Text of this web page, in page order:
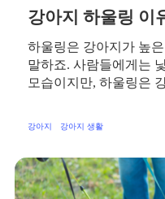
강아지 강아지 생활
강아지 하울링 이
하울링은 강아지가 높
말하죠. 사람들에게는
모습이지만, 하울링은